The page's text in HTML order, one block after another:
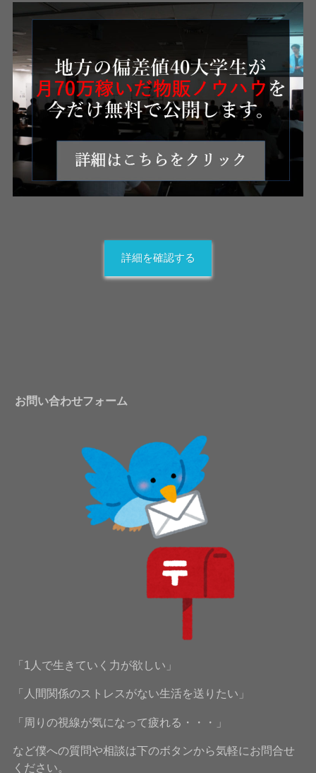
詳細を確認する
お問い合わせフォーム
「1人で生きていく力が欲しい」
「人間関係のストレスがない生活を送りたい」
「周りの視線が気になって疲れる・・・」
など僕への質問や相談は下のボタンから気軽にお問合せ
ください。